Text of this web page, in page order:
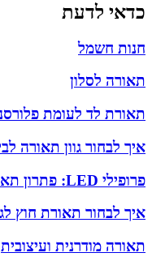
כדאי לדעת
חנות חשמל
תאורה לסלון
תאורת לד לעומת
איך לבחור גוון תאורה
פרופילי LED: פתרון תאורה מודרני לכל חלל
איך לבחור תאורת חוץ
תאורה מודרנית ועיצובית